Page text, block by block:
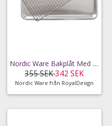
Nordic Ware Bakplåt Med Galler 45x32 Cm -
355 SEK342 SEK
Nordic Ware från RoyalDesign